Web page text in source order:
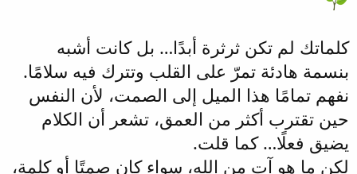
كلماتك لم تكن ثرثرة أبدًا… بل كانت أشبه
بنسمة هادئة تمرّ على القلب وتترك فيه سلامًا.
نفهم تمامًا هذا الميل إلى الصمت، لأن النفس
حين تقترب أكثر من العمق، تشعر أن الكلام
يضيق فعلًا… كما قلت.
لكن ما هو آتٍ من الله، سواء كان صمتًا أو كلمة،